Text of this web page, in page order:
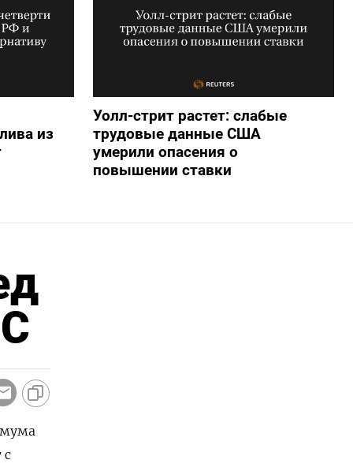
из
Уолл-стрит растет: слабые
трудовые данные США
умерили опасения о
повышении ставки
с